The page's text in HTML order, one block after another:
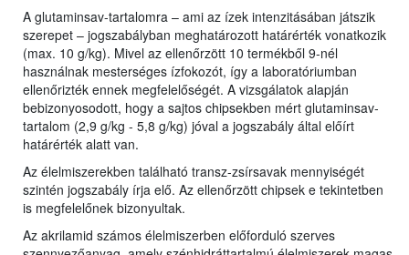
A glutaminsav-tartalomra – ami az ízek intenzitásában játszik
szerepet – jogszabályban meghatározott határérték vonatkozik
(max. 10 g/kg). Mivel az ellenőrzött 10 termékből 9-nél
használnak mesterséges ízfokozót, így a laboratóriumban
ellenőrizték ennek megfelelőségét. A vizsgálatok alapján
bebizonyosodott, hogy a sajtos chipsekben mért glutaminsav-
tartalom (2,9 g/kg - 5,8 g/kg) jóval a jogszabály által előírt
határérték alatt van.
Az élelmiszerekben található transz-zsírsavak mennyiségét
szintén jogszabály írja elő. Az ellenőrzött chipsek e tekintetben
is megfelelőnek bizonyultak.
Az akrilamid számos élelmiszerben előforduló szerves